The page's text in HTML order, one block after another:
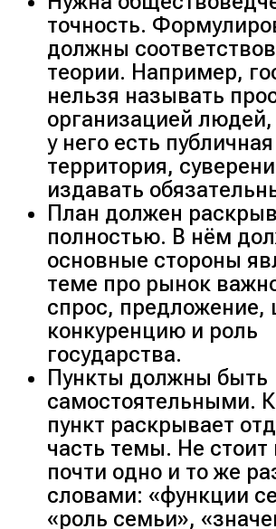
точность.
должны
теории. Например,
нельзя называть
организацией людей,
у него есть
территория,
издавать
План должен
полностью. В нём
основные стороны
теме про рынок
спрос, предложение,
конкуренцию и роль
государства.
Пункты должны быть
самостоятельными.
пункт раскрывает
часть темы. Не стоит
почти одно и то же
словами: «функции
«роль семьи»,